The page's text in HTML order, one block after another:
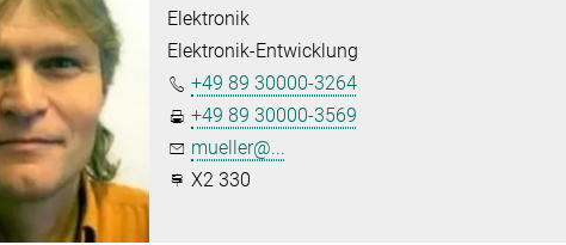
Elektronik
Elektronik-Entwicklung
+49 89 30000-3264
+49 89 30000-3569
mueller@...
X2 330